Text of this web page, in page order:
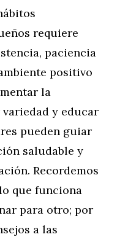
requiere
paciencia
positivo
la
y educar
pueden guiar
saludable y
Recordemos
que funciona
para otro; por
a las